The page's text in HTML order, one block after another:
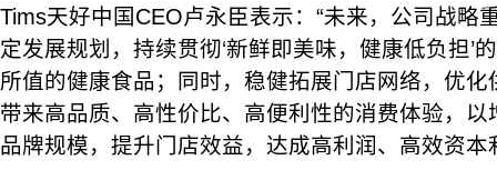
Tims天好中国CEO卢永臣表示：“未来，公司战略
定发展规划，持续贯彻‘新鲜即美味，健康低负担’
所值的健康食品；同时，稳健拓展门店网络，优
带来高品质、高性价比、高便利性的消费体验，
品牌规模，提升门店效益，达成高利润、高效资本